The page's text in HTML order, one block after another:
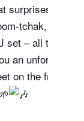
surprises for
tchak,
– all the
an
on the fresh